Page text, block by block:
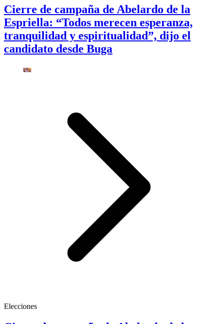
Cierre de campaña de Abelardo de la
Espriella: “Todos merecen esperanza,
tranquilidad y espiritualidad”, dijo el
candidato desde Buga
Elecciones